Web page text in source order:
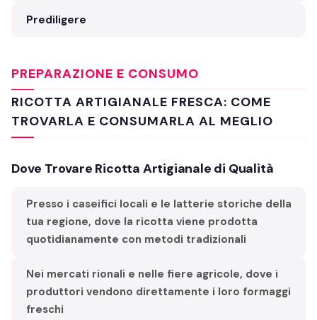
Prediligere
PREPARAZIONE E CONSUMO
RICOTTA ARTIGIANALE FRESCA: COME
TROVARLA E CONSUMARLA AL MEGLIO
Dove Trovare Ricotta Artigianale di Qualità
Presso i caseifici locali e le latterie storiche della
tua regione, dove la ricotta viene prodotta
quotidianamente con metodi tradizionali
Nei mercati rionali e nelle fiere agricole, dove i
produttori vendono direttamente i loro formaggi
freschi